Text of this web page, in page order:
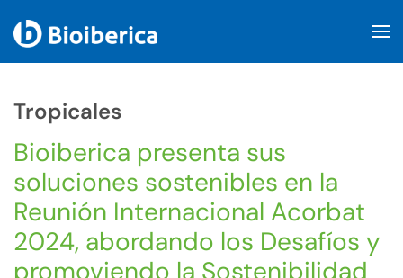
Tropicales
Bioiberica presenta sus
soluciones sostenibles en la
Reunión Internacional Acorbat
2024, abordando los Desafíos y
promoviendo la Sostenibilidad